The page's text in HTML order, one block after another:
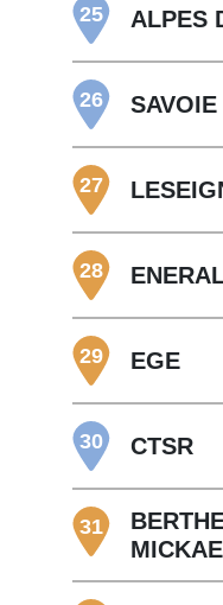
25 ALPES
26
27
28
29 EGE
30 CTSR
31